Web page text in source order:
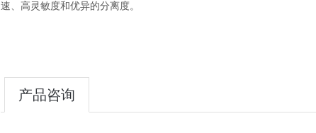
速、高灵敏度和优异的分离度。
产品咨询